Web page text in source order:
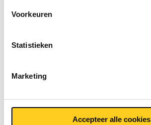
Voorkeuren
Statistieken
Marketing
Accepteer alle cookies